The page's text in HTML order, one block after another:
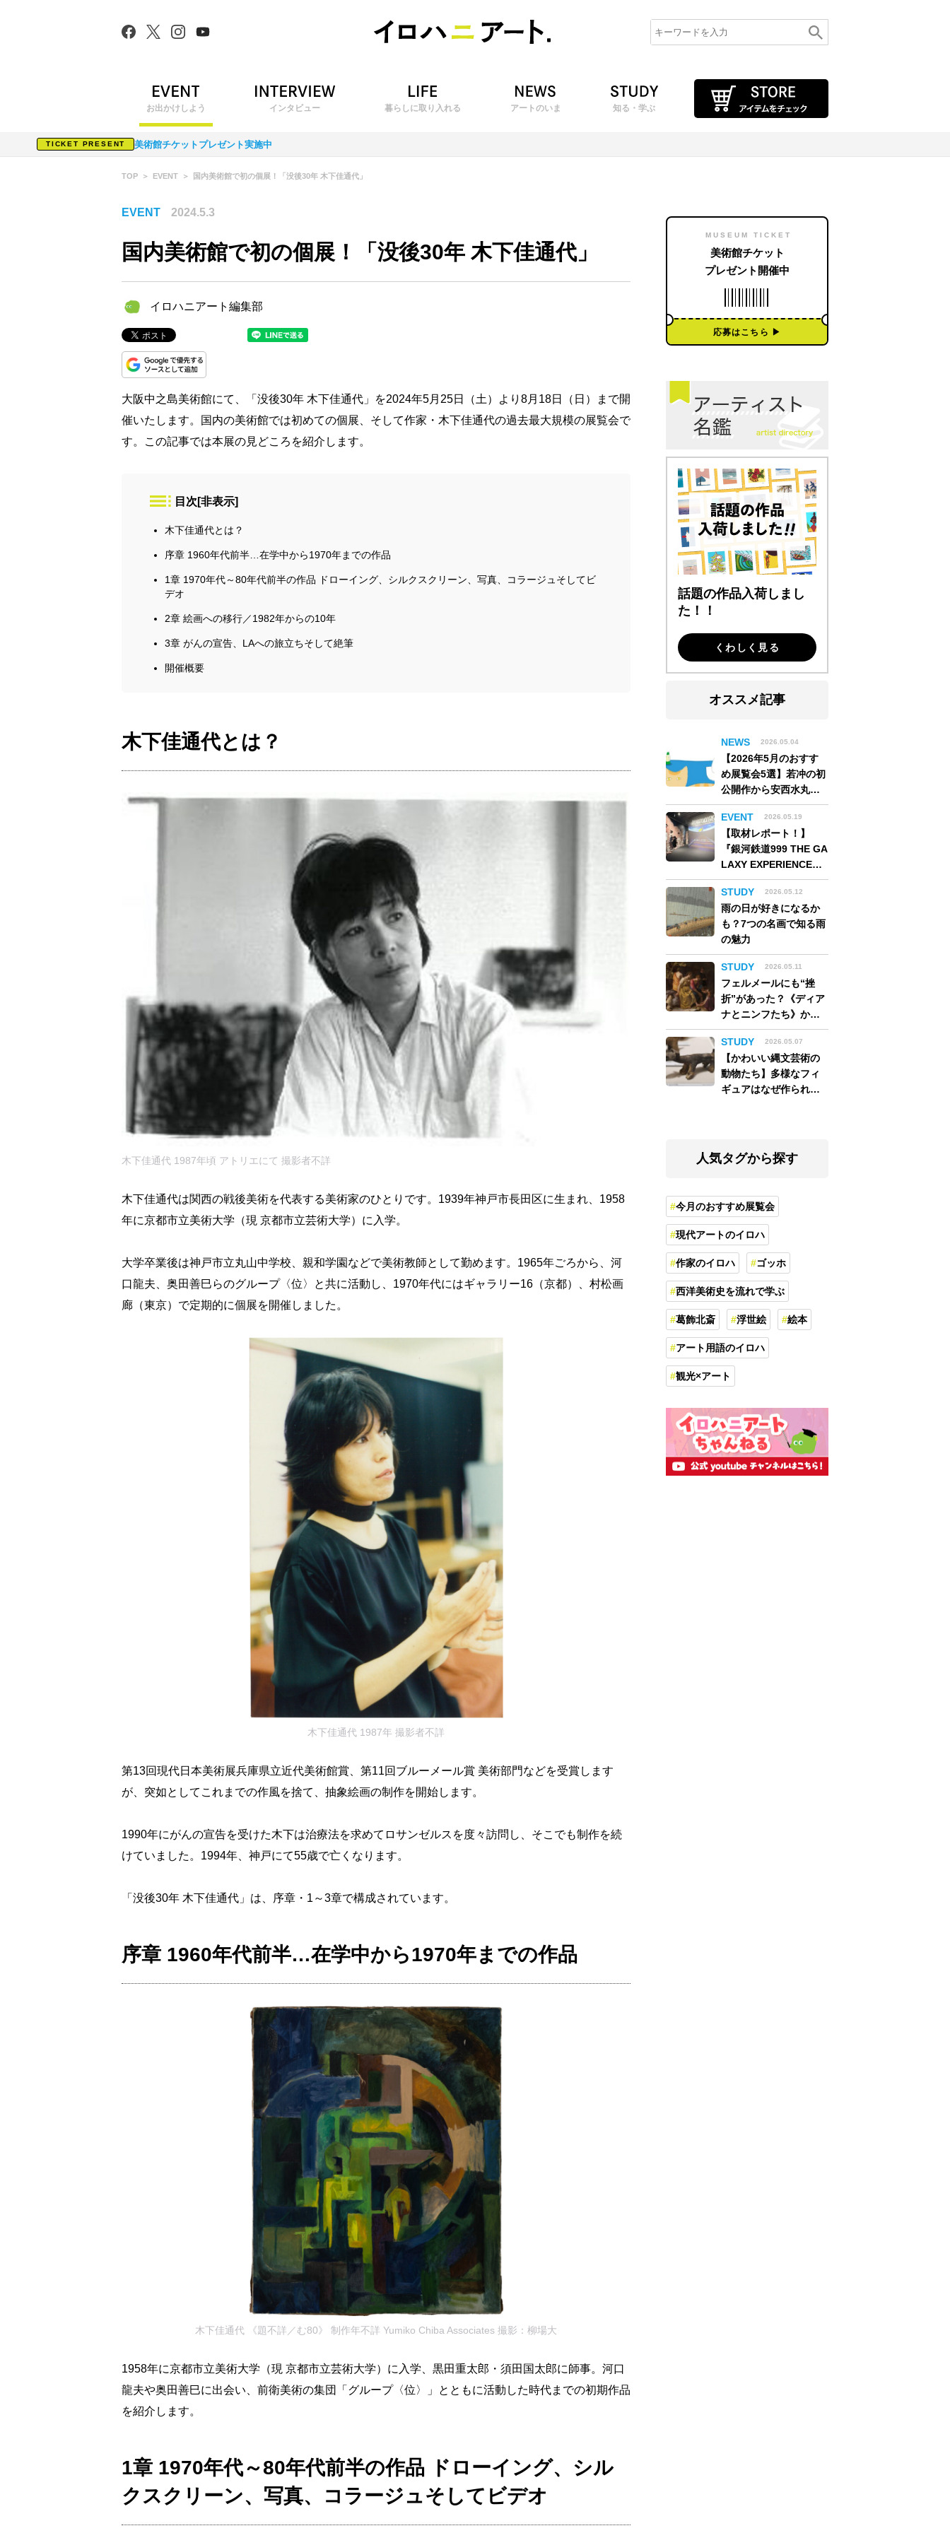
お出かけしよう インタビュー 暮らしに取り入れる アートのいま 知る・学ぶ
TICKET PRESENT 美術館チケットプレゼント実施中
TOP EVENT 国内美術館で初の個展！「没後30年 木下佳通代」
EVENT 2024.5.3
国内美術館で初の個展！「没後30年 木下佳通代」
イロハニアート編集部
大阪中之島美術館にて、「没後30年 木下佳通代」を2024年5月25日（土）より8月18日（日）まで開
催いたします。国内の美術館では初めての個展、そして作家・木下佳通代の過去最大規模の展覧会で
す。この記事では本展の見どころを紹介します。
目次 [非表示]
木下佳通代とは？
序章 1960年代前半…在学中から1970年までの作品
1章 1970年代～80年代前半の作品 ドローイング、シルクスクリーン、写真、コラージュそしてビ
デオ
2章 絵画への移行／1982年からの10年
3章 がんの宣告、LAへの旅立ちそして絶筆
開催概要
木下佳通代とは？
木下佳通代 1987年頃 アトリエにて 撮影者不詳
木下佳通代は関西の戦後美術を代表する美術家のひとりです。1939年神戸市長田区に生まれ、1958
年に京都市立美術大学（現 京都市立芸術大学）に入学。
大学卒業後は神戸市立丸山中学校、親和学園などで美術教師として勤めます。1965年ごろから、河
口龍夫、奥田善巳らのグループ〈位〉と共に活動し、1970年代にはギャラリー16（京都）、村松画
廊（東京）で定期的に個展を開催しました。
木下佳通代 1987年 撮影者不詳
第13回現代日本美術展兵庫県立近代美術館賞、第11回ブルーメール賞 美術部門などを受賞します
が、突如としてこれまでの作風を捨て、抽象絵画の制作を開始します。
1990年にがんの宣告を受けた木下は治療法を求めてロサンゼルスを度々訪問し、そこでも制作を続
けていました。1994年、神戸にて55歳で亡くなります。
「没後30年 木下佳通代」は、序章・1～3章で構成されています。
序章 1960年代前半…在学中から1970年までの作品
木下佳通代 《題不詳／む80》 制作年不詳 Yumiko Chiba Associates 撮影：柳場大
1958年に京都市立美術大学（現 京都市立芸術大学）に入学、黒田重太郎・須田国太郎に師事。河口
龍夫や奥田善巳に出会い、前衛美術の集団「グループ〈位〉」とともに活動した時代までの初期作品
を紹介します。
1章 1970年代～80年代前半の作品 ドローイング、シル
クスクリーン、写真、コラージュそしてビデオ
MUSEUM TICKET
美術館チケット
プレゼント開催中
応募はこちら ▶︎
話題の作品入荷しまし
た！！
くわしく見る
オススメ記事
NEWS 2026.05.04
【2026年5月のおすす
め展覧会5選】若冲の初
公開作から安西水丸の
世界、そしてゴッホ
《夜のカフェテラス》
まで
EVENT 2026.05.19
【取材レポート！】
『銀河鉄道999 THE GA
LAXY EXPERIENCE
あの旅は、まだ続いて
いる。』999号に乗り銀
河へ旅立つ。“観る”か
ら“体験する”展覧会
【角川武蔵野ミュージ
アム】
STUDY 2026.05.12
雨の日が好きになるか
も？7つの名画で知る雨
の魅力
STUDY 2026.05.11
フェルメールにも“挫
折”があった？《ディア
ナとニンフたち》から
読み解く巨匠の夢
STUDY
2026.05.07
【かわいい縄文芸術の
動物たち】多様なフィ
ギュアはなぜ作られ
人気タグから探す
今月のおすすめ展覧会
現代アートのイロハ
作家のイロハ ゴッホ
西洋美術史を流れで学ぶ
葛飾北斎 浮世絵 絵本
アート用語のイロハ
観光×アート